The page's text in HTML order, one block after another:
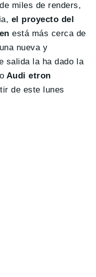
miles de renders,
el proyecto del
está más cerca de
nueva y
salida la ha dado la
Audi etron
de este lunes